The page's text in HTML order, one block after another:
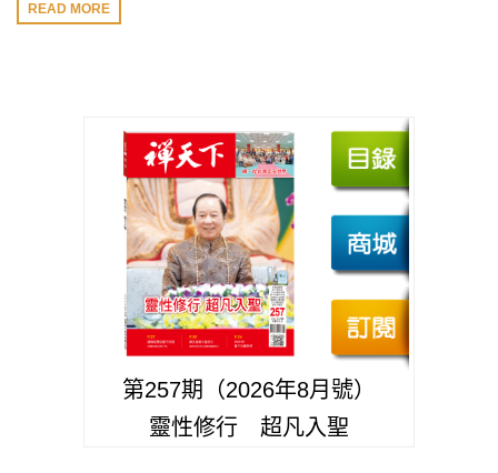
READ MORE
第257期（2026年8月號）
靈性修行 超凡入聖